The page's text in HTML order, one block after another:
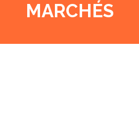
MARCHÉS